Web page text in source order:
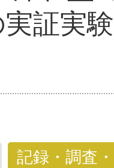
実証実
記録・調査